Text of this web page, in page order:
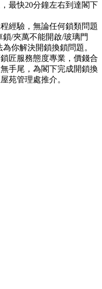
最快20分鐘左右到達閣下
經驗，無論任何鎖類問題
/夾萬不能開啟/玻璃門
你解決開鎖換鎖問題。
匠服務態度專業，價錢合
手尾，為閣下完成開鎖換
苑管理處推介。